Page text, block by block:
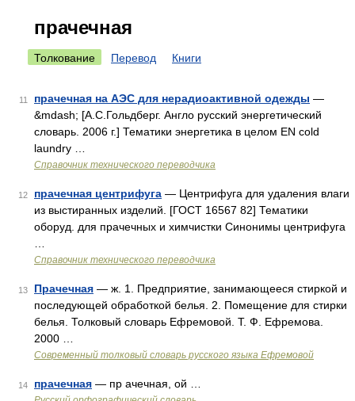
прачечная
Толкование Перевод Книги
11 прачечная на АЭС для нерадиоактивной одежды —
&mdash; [А.С.Гольдберг. Англо русский энергетический
словарь. 2006 г.] Тематики энергетика в целом EN cold
laundry …
Справочник технического переводчика
12 прачечная центрифуга — Центрифуга для удаления влаги
из выстиранных изделий. [ГОСТ 16567 82] Тематики
оборуд. для прачечных и химчистки Синонимы центрифуга
Справочник технического переводчика
13 Прачечная — ж. 1. Предприятие, занимающееся стиркой и
последующей обработкой белья. 2. Помещение для стирки
белья. Толковый словарь Ефремовой. Т. Ф. Ефремова.
2000 …
Современный толковый словарь русского языка Ефремовой
14 прачечная — пр ачечная, ой …